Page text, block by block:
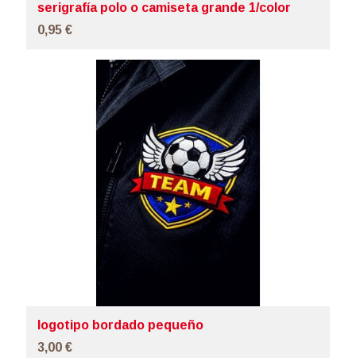
serigrafía polo o camiseta grande 1/color
0,95 €
logotipo bordado pequeño
3,00 €